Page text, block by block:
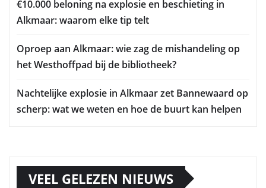
€10.000 beloning na explosie en beschieting in
Alkmaar: waarom elke tip telt
Oproep aan Alkmaar: wie zag de mishandeling op
het Westhoffpad bij de bibliotheek?
Nachtelijke explosie in Alkmaar zet Bannewaard op
scherp: wat we weten en hoe de buurt kan helpen
VEEL GELEZEN NIEUWS